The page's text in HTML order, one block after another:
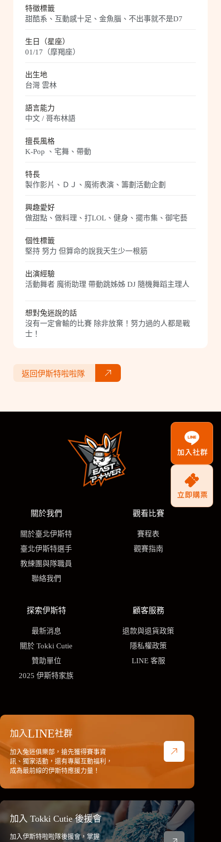
特徵標籤
甜酷系、互動感十足、金魚腦、不出事就不是D7
生日（星座）
01/17（摩羯座）
出生地
台灣 雲林
語言能力
中文 / 哥布林語
擅長風格
K-Pop 、宅舞、帶動
特長
製作影片、ＤＪ、魔術表演、籌劃活動企劃
興趣愛好
做甜點、做料理、打LOL、健身、擺市集、御宅藝
個性標籤
堅持 努力 但算命的說我天生少一根筋
出演經驗
活動舞者 魔術助理 帶動跳姊姊 DJ 隨機舞蹈主理人
想對兔迷說的話
沒有一定會輸的比賽 除非放棄！努力過的人都是戰
士！
返回伊斯特啦啦隊
關於我們
關於臺北伊斯特
臺北伊斯特選手
教練團與隊職員
聯絡我們
觀看比賽
賽程表
觀賽指南
探索伊斯特
最新消息
關於 Tokki Cutie
贊助單位
2025 伊斯特家族
顧客服務
退款與退貨政策
隱私權政策
LINE 客服
加入LINE社群
加入兔迷俱樂部，搶先獲得賽事資
訊、獨家活動，還有專屬互動福利，
成為最前線的伊斯特應援力量！
加入 Tokki Cutie 後援會
加入伊斯特啦啦隊後援會，掌握